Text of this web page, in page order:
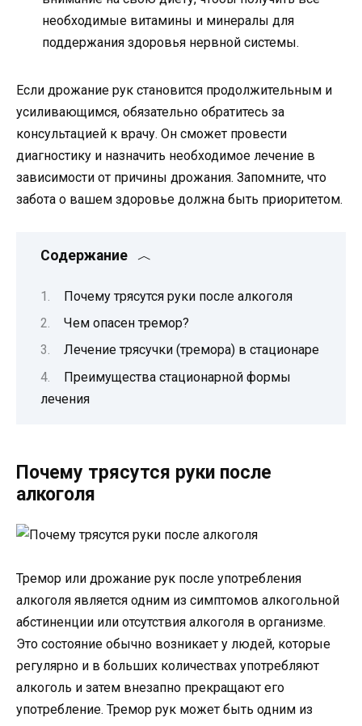
необходимые витамины и минералы для
поддержания здоровья нервной системы.
Если дрожание рук становится продолжительным и
усиливающимся, обязательно обратитесь за
консультацией к врачу. Он сможет провести
диагностику и назначить необходимое лечение в
зависимости от причины дрожания. Запомните, что
забота о вашем здоровье должна быть приоритетом.
Содержание
Почему трясутся руки после алкоголя
Чем опасен тремор?
Лечение трясучки (тремора) в стационаре
Преимущества стационарной формы
лечения
Почему трясутся руки после
алкоголя
Тремор или дрожание рук после употребления
алкоголя является одним из симптомов алкогольной
абстиненции или отсутствия алкоголя в организме.
Это состояние обычно возникает у людей, которые
регулярно и в больших количествах употребляют
алкоголь и затем внезапно прекращают его
употребление. Тремор рук может быть одним из